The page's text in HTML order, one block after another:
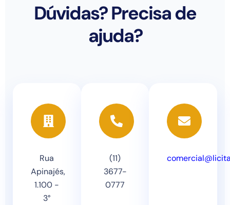
Dúvidas? Precisa de
ajuda?
Rua
Apinajés,
1.100 -
3°
(11)
3677-
0777